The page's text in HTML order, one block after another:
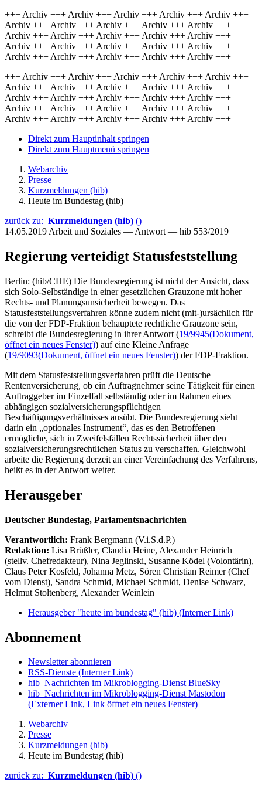
+++ Archiv +++ Archiv +++ Archiv +++ Archiv +++ Archiv +++
Archiv +++ Archiv +++ Archiv +++ Archiv +++ Archiv +++
Archiv +++ Archiv +++ Archiv +++ Archiv +++ Archiv +++
Archiv +++ Archiv +++ Archiv +++ Archiv +++ Archiv +++
Archiv +++ Archiv +++ Archiv +++ Archiv +++ Archiv +++
+++ Archiv +++ Archiv +++ Archiv +++ Archiv +++ Archiv +++
Archiv +++ Archiv +++ Archiv +++ Archiv +++ Archiv +++
Archiv +++ Archiv +++ Archiv +++ Archiv +++ Archiv +++
Archiv +++ Archiv +++ Archiv +++ Archiv +++ Archiv +++
Archiv +++ Archiv +++ Archiv +++ Archiv +++ Archiv +++
Direkt zum Hauptinhalt springen
Direkt zum Hauptmenü springen
Webarchiv
Presse
Kurzmeldungen (hib)
Heute im Bundestag (hib)
zurück zu: Kurzmeldungen (hib) ()
14.05.2019 Arbeit und Soziales — Antwort — hib 553/2019
Regierung verteidigt Statusfeststellung
Berlin: (hib/CHE) Die Bundesregierung ist nicht der Ansicht, dass
sich Solo-Selbständige in einer gesetzlichen Grauzone mit hoher
Rechts- und Planungsunsicherheit bewegen. Das
Statusfeststellungsverfahren könne zudem nicht (mit-)ursächlich für
die von der FDP-Fraktion behauptete rechtliche Grauzone sein,
schreibt die Bundesregierung in ihrer Antwort (19/9945(Dokument,
öffnet ein neues Fenster)) auf eine Kleine Anfrage
(19/9093(Dokument, öffnet ein neues Fenster)) der FDP-Fraktion.
Mit dem Statusfeststellungsverfahren prüft die Deutsche
Rentenversicherung, ob ein Auftragnehmer seine Tätigkeit für einen
Auftraggeber im Einzelfall selbständig oder im Rahmen eines
abhängigen sozialversicherungspflichtigen
Beschäftigungsverhältnisses ausübt. Die Bundesregierung sieht
darin ein „optionales Instrument“, das es den Betroffenen
ermögliche, sich in Zweifelsfällen Rechtssicherheit über den
sozialversicherungsrechtlichen Status zu verschaffen. Gleichwohl
arbeite die Regierung derzeit an einer Vereinfachung des Verfahrens,
heißt es in der Antwort weiter.
Herausgeber
Deutscher Bundestag, Parlamentsnachrichten
Verantwortlich: Frank Bergmann (V.i.S.d.P.)
Redaktion: Lisa Brüßler, Claudia Heine, Alexander Heinrich
(stellv. Chefredakteur), Nina Jeglinski, Susanne Ködel (Volontärin),
Claus Peter Kosfeld, Johanna Metz, Sören Christian Reimer (Chef
vom Dienst), Sandra Schmid, Michael Schmidt, Denise Schwarz,
Helmut Stoltenberg, Alexander Weinlein
Herausgeber "heute im bundestag" (hib) (Interner Link)
Abonnement
Newsletter abonnieren
RSS-Dienste (Interner Link)
hib_Nachrichten im Mikroblogging-Dienst BlueSky
hib_Nachrichten im Mikroblogging-Dienst Mastodon
(Externer Link, Link öffnet ein neues Fenster)
Webarchiv
Presse
Kurzmeldungen (hib)
Heute im Bundestag (hib)
zurück zu: Kurzmeldungen (hib) ()